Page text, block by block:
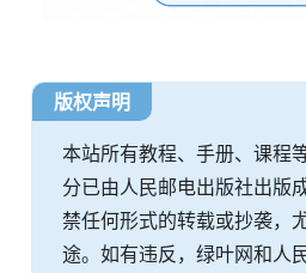
版权声明
本站所有教程、手册、课程
分已由人民邮电出版社出版
禁任何形式的转载或抄袭，
途。如有违反，绿叶网和人